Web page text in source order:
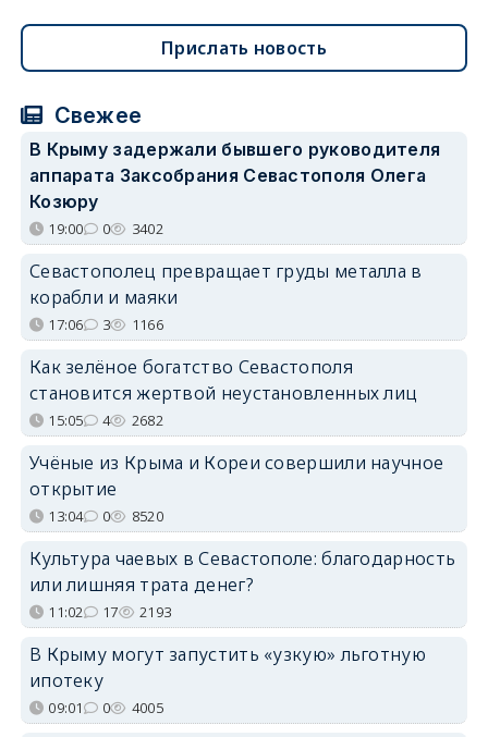
Прислать новость
Свежее
В Крыму задержали бывшего руководителя
аппарата Заксобрания Севастополя Олега
Козюру
19:00 0 3402
Севастополец превращает груды металла в
корабли и маяки
17:06 3 1166
Как зелёное богатство Севастополя
становится жертвой неустановленных лиц
15:05 4 2682
Учёные из Крыма и Кореи совершили научное
открытие
13:04 0 8520
Культура чаевых в Севастополе: благодарность
или лишняя трата денег?
11:02 17 2193
В Крыму могут запустить «узкую» льготную
ипотеку
09:01 0 4005